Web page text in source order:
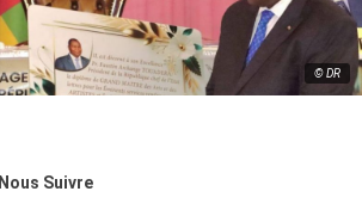
© DR
Nous Suivre